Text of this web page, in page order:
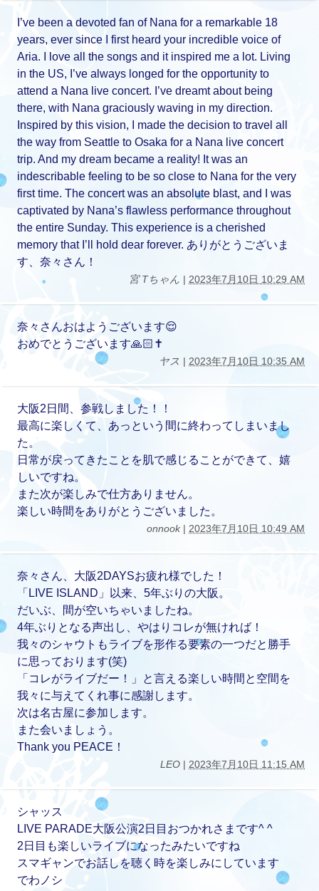
I’ve been a devoted fan of Nana for a remarkable 18
years, ever since I first heard your incredible voice of
Aria. I love all the songs and it inspired me a lot. Living
in the US, I’ve always longed for the opportunity to
attend a Nana live concert. I’ve dreamt about being
there, with Nana graciously waving in my direction.
Inspired by this vision, I made the decision to travel all
the way from Seattle to Osaka for a Nana live concert
trip. And my dream became a reality! It was an
indescribable feeling to be so close to Nana for the very
first time. The concert was an absolute blast, and I was
captivated by Nana’s flawless performance throughout
the entire Sunday. This experience is a cherished
memory that I’ll hold dear forever. ありがとうございま
す、奈々さん！
宮 Tちゃん | 2023年7月10日 10:29 AM
奈々さんおはようございます😌
おめでとうございます🙏🏻✝️
ヤス | 2023年7月10日 10:35 AM
大阪2日間、参戦しました！！
最高に楽しくて、あっという間に終わってしまいまし
た。
日常が戻ってきたことを肌で感じることができて、嬉
しいですね。
また次が楽しみで仕方ありません。
楽しい時間をありがとうございました。
onnook| 2023年7月10日 10:49 AM
奈々さん、大阪2DAYSお疲れ様でした！
「LIVE ISLAND」以来、5年ぶりの大阪。
だいぶ、間が空いちゃいましたね。
4年ぶりとなる声出し、やはりコレが無ければ！
我々のシャウトもライブを形作る要素の一つだと勝手
に思っております(笑)
「コレがライブだー！」と言える楽しい時間と空間を
我々に与えてくれ事に感謝します。
次は名古屋に参加します。
また会いましょう。
Thank you PEACE！
LEO | 2023年7月10日 11:15 AM
シャッス
LIVE PARADE大阪公演2日目おつかれさまです^ ^
2日目も楽しいライブになったみたいですね
スマギャンでお話しを聴く時を楽しみにしています
でわノシ